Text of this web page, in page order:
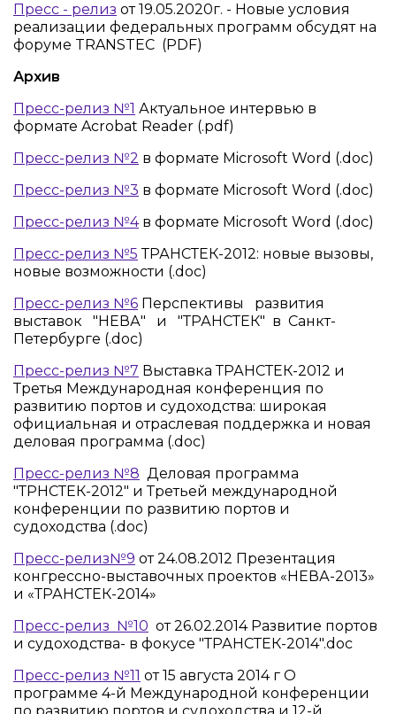
Пресс - релиз от 19.05.2020г. - Новые условия
реализации федеральных программ обсудят на
форуме TRANSTEC (PDF)
Архив
Пресс-релиз №1 Актуальное интервью в
формате Acrobat Reader (.pdf)
Пресс-релиз №2 в формате Microsoft Word (.doc)
Пресс-релиз №3 в формате Microsoft Word (.doc)
Пресс-релиз №4в формате Microsoft Word (.doc)
Пресс-релиз №5 ТРАНСТЕК-2012: новые вызовы,
новые возможности (.doc)
Пресс-релиз №6 Перспективы развития
выставок "НЕВА" и "ТРАНСТЕК" в Санкт-
Петербурге (.doc)
Пресс-релиз №7 Выставка ТРАНСТЕК-2012 и
Третья Международная конференция по
развитию портов и судоходства: широкая
официальная и отраслевая поддержка и новая
деловая программа (.doc)
Пресс-релиз №8 Деловая программа
"ТРНСТЕК-2012" и Третьей международной
конференции по развитию портов и
судоходства (.doc)
Пресс-релиз№9 от 24.08.2012 Презентация
конгрессно-выставочных проектов «НЕВА-2013»
и «ТРАНСТЕК-2014»
Пресс-релиз №10 от 26.02.2014 Развитие портов
и судоходства- в фокусе "ТРАНСТЕК-2014".doc
Пресс-релиз №11 от 15 августа 2014 г О
программе 4-й Международной конференции